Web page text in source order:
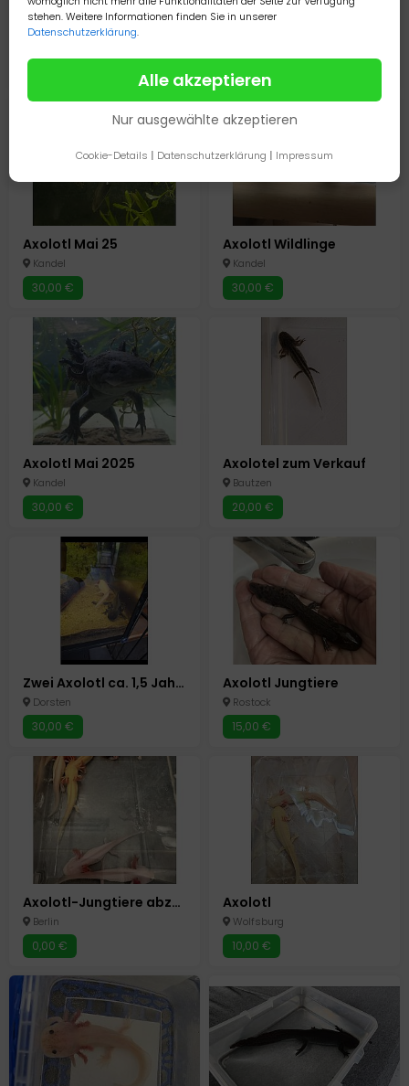
stehen. Weitere Informationen finden Sie in unserer
Datenschutzerklärung.
Alle akzeptieren
Nur ausgewählte akzeptieren
Cookie-Details | Datenschutzerklärung | Impressum
Axolotl Nachwuchs abzugeben
Axolotl Mai 25
Kandel
30,00 €
Axolotl Wildlinge
Kandel
30,00 €
Axolotl Mai 2025
Kandel
30,00 €
Axolotel zum Verkauf
Bautzen
20,00 €
Zwei Axolotl ca. 1,5 Jahre alt
Dorsten
30,00 €
Axolotl Jungtiere
Rostock
15,00 €
Axolotl-Jungtiere abzugeben
Berlin
0,00 €
Axolotl
Wolfsburg
10,00 €